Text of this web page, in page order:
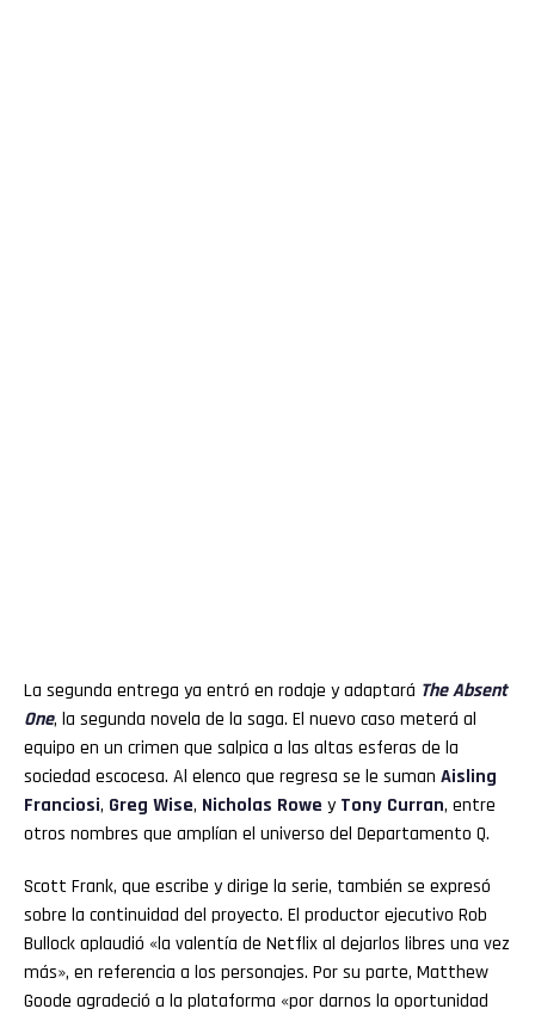
La segunda entrega ya entró en rodaje y adaptará The Absent
One, la segunda novela de la saga. El nuevo caso meterá al
equipo en un crimen que salpica a las altas esferas de la
sociedad escocesa. Al elenco que regresa se le suman Aisling
Franciosi, Greg Wise, Nicholas Rowe y Tony Curran, entre
otros nombres que amplían el universo del Departamento Q.
Scott Frank, que escribe y dirige la serie, también se expresó
sobre la continuidad del proyecto. El productor ejecutivo Rob
Bullock aplaudió «la valentía de Netflix al dejarlos libres una vez
más», en referencia a los personajes. Por su parte, Matthew
Goode agradeció a la plataforma «por darnos la oportunidad